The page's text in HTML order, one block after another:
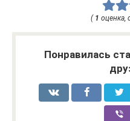
( 1 оценка,
Понравилась